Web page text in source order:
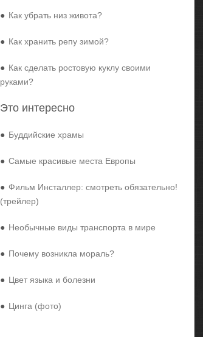
● Как убрать низ живота?
● Как хранить репу зимой?
● Как сделать ростовую куклу своими
руками?
Это интересно
● Буддийские храмы
● Самые красивые места Европы
● Фильм Инсталлер: смотреть обязательно!
(трейлер)
● Необычные виды транспорта в мире
● Почему возникла мораль?
● Цвет языка и болезни
● Цинга (фото)